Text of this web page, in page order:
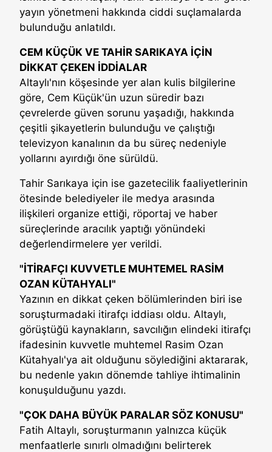
yayın yönetmeni hakkında ciddi suçlamalarda
bulunduğu anlatıldı.
CEM KÜÇÜK VE TAHİR SARIKAYA İÇİN
DİKKAT ÇEKEN İDDİALAR
Altaylı'nın köşesinde yer alan kulis bilgilerine
göre, Cem Küçük'ün uzun süredir bazı
çevrelerde güven sorunu yaşadığı, hakkında
çeşitli şikayetlerin bulunduğu ve çalıştığı
televizyon kanalının da bu süreç nedeniyle
yollarını ayırdığı öne sürüldü.
Tahir Sarıkaya için ise gazetecilik faaliyetlerinin
ötesinde belediyeler ile medya arasında
ilişkileri organize ettiği, röportaj ve haber
süreçlerinde aracılık yaptığı yönündeki
değerlendirmelere yer verildi.
"İTİRAFÇI KUVVETLE MUHTEMEL RASİM
OZAN KÜTAHYALI"
Yazının en dikkat çeken bölümlerinden biri ise
soruşturmadaki itirafçı iddiası oldu. Altaylı,
görüştüğü kaynakların, savcılığın elindeki itirafçı
ifadesinin kuvvetle muhtemel Rasim Ozan
Kütahyalı'ya ait olduğunu söylediğini aktararak,
bu nedenle yakın dönemde tahliye ihtimalinin
konuşulduğunu yazdı.
"ÇOK DAHA BÜYÜK PARALAR SÖZ KONUSU"
Fatih Altaylı, soruşturmanın yalnızca küçük
menfaatlerle sınırlı olmadığını belirterek